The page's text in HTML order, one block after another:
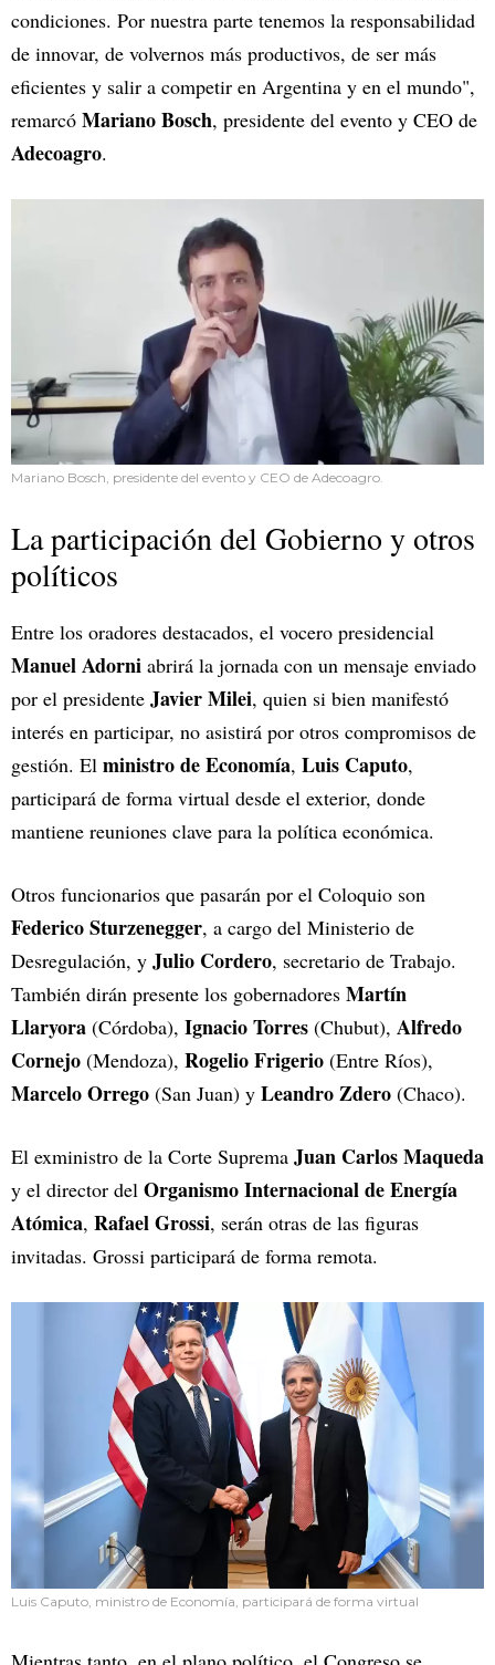
condiciones. Por nuestra parte tenemos la responsabilidad
de innovar, de volvernos más productivos, de ser más
eficientes y salir a competir en Argentina y en el mundo",
remarcó Mariano Bosch, presidente del evento y CEO de
Adecoagro.
Mariano Bosch, presidente del evento y CEO de Adecoagro.
La participación del Gobierno y otros
políticos
Entre los oradores destacados, el vocero presidencial
Manuel Adorni abrirá la jornada con un mensaje enviado
por el presidente Javier Milei, quien si bien manifestó
interés en participar, no asistirá por otros compromisos de
gestión. El ministro de Economía, Luis Caputo,
participará de forma virtual desde el exterior, donde
mantiene reuniones clave para la política económica.
Otros funcionarios que pasarán por el Coloquio son
Federico Sturzenegger, a cargo del Ministerio de
Desregulación, y Julio Cordero, secretario de Trabajo.
También dirán presente los gobernadores Martín
Llaryora (Córdoba), Ignacio Torres (Chubut), Alfredo
Cornejo (Mendoza), Rogelio Frigerio (Entre Ríos),
Marcelo Orrego (San Juan) y Leandro Zdero (Chaco).
El exministro de la Corte Suprema Juan Carlos Maqueda
y el director del Organismo Internacional de Energía
Atómica, Rafael Grossi, serán otras de las figuras
invitadas. Grossi participará de forma remota.
Luis Caputo, ministro de Economía, participará de forma virtual